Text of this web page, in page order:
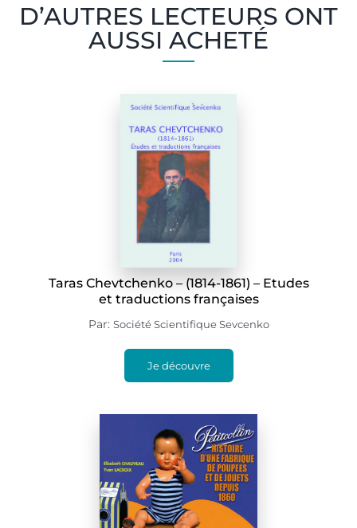
D’AUTRES LECTEURS ONT
AUSSI ACHETÉ
Taras Chevtchenko – (1814-1861) – Etudes
et traductions françaises
Par: Société Scientifique Sevcenko
Je découvre